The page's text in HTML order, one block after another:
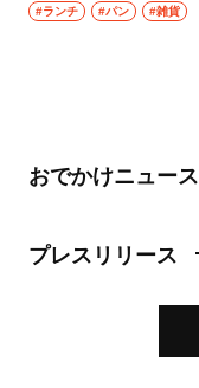
#ランチ
#パン #雑貨
おでかけニュース
プレスリリース